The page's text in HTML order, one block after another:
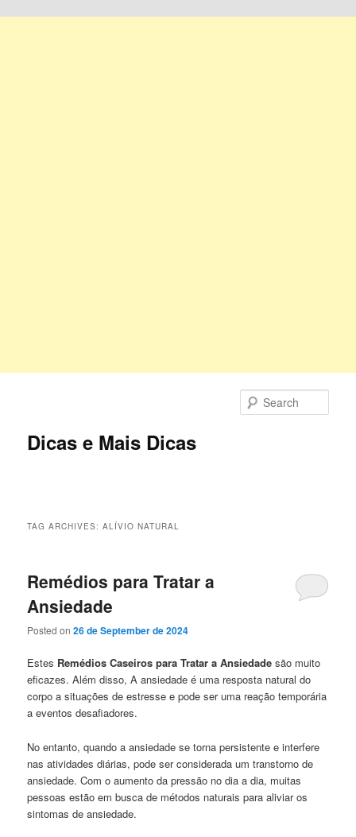
Dicas e Mais Dicas
TAG ARCHIVES:ALÍVIO NATURAL
Remédios para Tratar a
Ansiedade
Posted on26 de September de 2024
Estes Remédios Caseiros para Tratar a Ansiedade são muito
eficazes. Além disso, A ansiedade é uma resposta natural do
corpo a situações de estresse e pode ser uma reação temporária
a eventos desafiadores.
No entanto, quando a ansiedade se torna persistente e interfere
nas atividades diárias, pode ser considerada um transtorno de
ansiedade. Com o aumento da pressão no dia a dia, muitas
pessoas estão em busca de métodos naturais para aliviar os
sintomas de ansiedade.